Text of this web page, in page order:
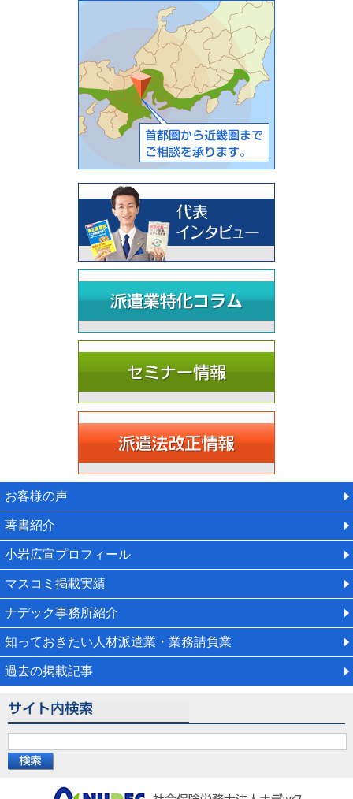
お客様の声
著書紹介
小岩広宣プロフィール
マスコミ掲載実績
ナデック事務所紹介
知っておきたい人材派遣業・業務請負業
過去の掲載記事